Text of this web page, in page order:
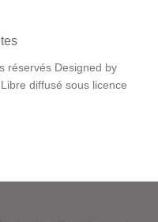
réservés Designed by
diffusé sous licence